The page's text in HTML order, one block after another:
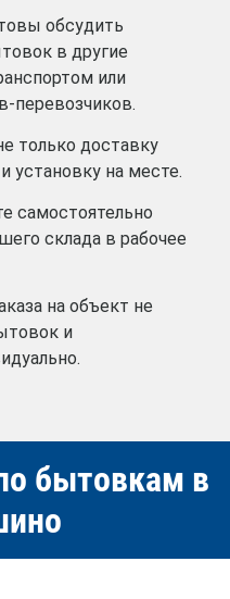
обсудить
в другие
или
перевозчиков.
только доставку
установку на месте.
самостоятельно
склада в рабочее
на объект не
и
бытовкам в